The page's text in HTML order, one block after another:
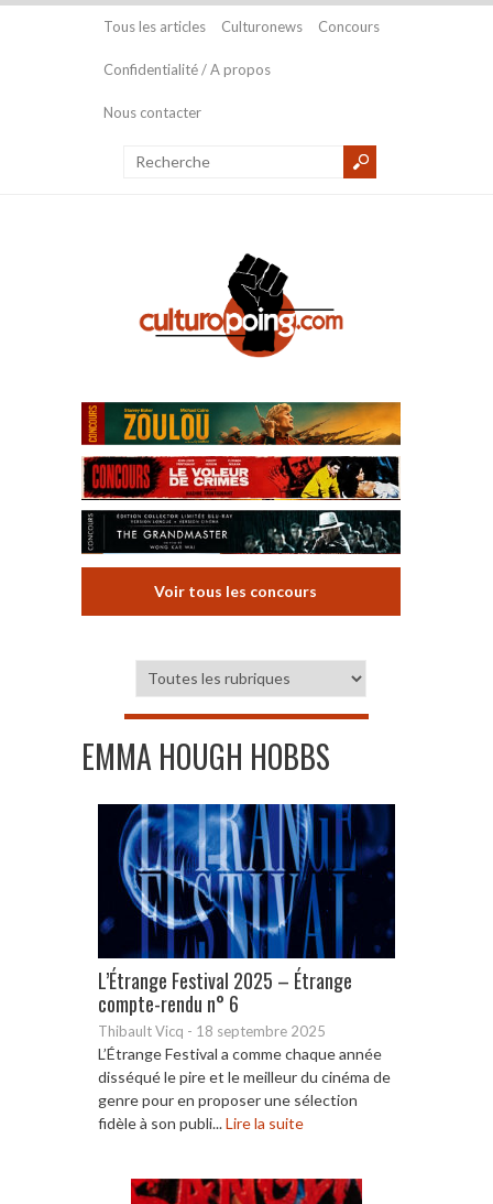
Tous les articles Culturonews Concours
Confidentialité / A propos
Nous contacter
Voir tous les concours
EMMA HOUGH HOBBS
L’Étrange Festival 2025 – Étrange
compte-rendu n° 6
Thibault Vicq - 18 septembre 2025
L’Étrange Festival a comme chaque année
disséqué le pire et le meilleur du cinéma de
genre pour en proposer une sélection
fidèle à son publi...Lire la suite